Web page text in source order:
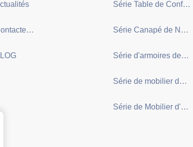
Contactez-Nous
Série Table de Conférence
Série Canapé de Négociation
Série d'armoires de classement
Série de mobilier de bibliothèque
Série de Mobilier d'Hôtel